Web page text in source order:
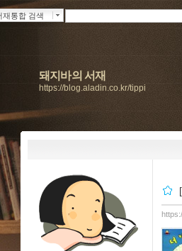
재통합 검색
돼지바의 서재
https://blog.aladin.co.kr/tippi